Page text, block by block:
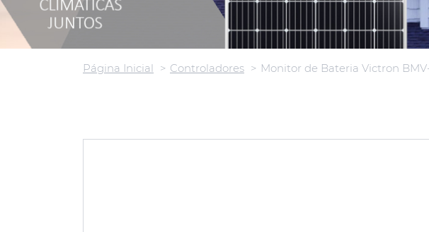
Página Inicial Controladores Monitor de Bateria Victron